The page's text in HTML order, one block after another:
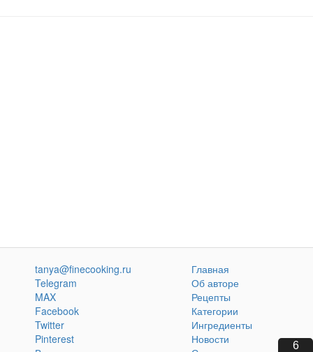
5
tanya@finecooking.ru
Telegram
MAX
Facebook
Twitter
Pinterest
Главная
Об авторе
Рецепты
Категории
Ингредиенты
Новости